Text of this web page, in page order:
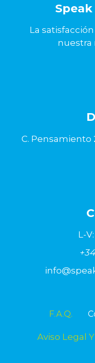
La
nuestra
C. Pensamiento
L-
F.A.Q.
Aviso Legal